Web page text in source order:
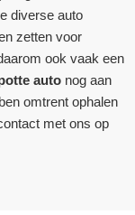
diverse auto
zetten voor
ook vaak een
auto nog aan
omtrent ophalen
met ons op